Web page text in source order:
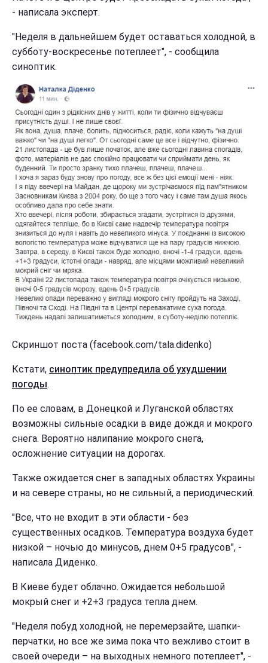
- написала эксперт.
"Неделя в дальнейшем будет оставаться холодной, в
субботу-воскресенье потеплеет", - сообщила
синоптик.
Скриншот поста (facebook.com/tala.didenko)
Кстати, синоптик предупредила об ухудшении
погоды.
По ее словам, в Донецкой и Луганской областях
возможны сильные осадки в виде дождя и мокрого
снега. Вероятно налипание мокрого снега,
осложнение ситуации на дорогах.
Также ожидается снег в западных областях Украины
и на севере страны, но не сильный, а периодический.
"Все, что не входит в эти области - без
существенных осадков. Температура воздуха будет
низкой – ночью до минусов, днем 0+5 градусов", -
написала Диденко.
В Киеве будет облачно. Ожидается небольшой
мокрый снег и +2+3 градуса тепла днем.
"Неделя побуд холодной, не перемерзайте, шапки-
перчатки, но все же зима пока что вежливо стоит в
своей очереди – на выходных немного потеплеет", -